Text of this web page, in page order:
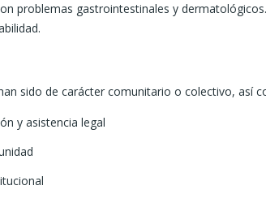
problemas gastrointestinales y
sido de carácter comunitario o colectivo, así
y asistencia legal